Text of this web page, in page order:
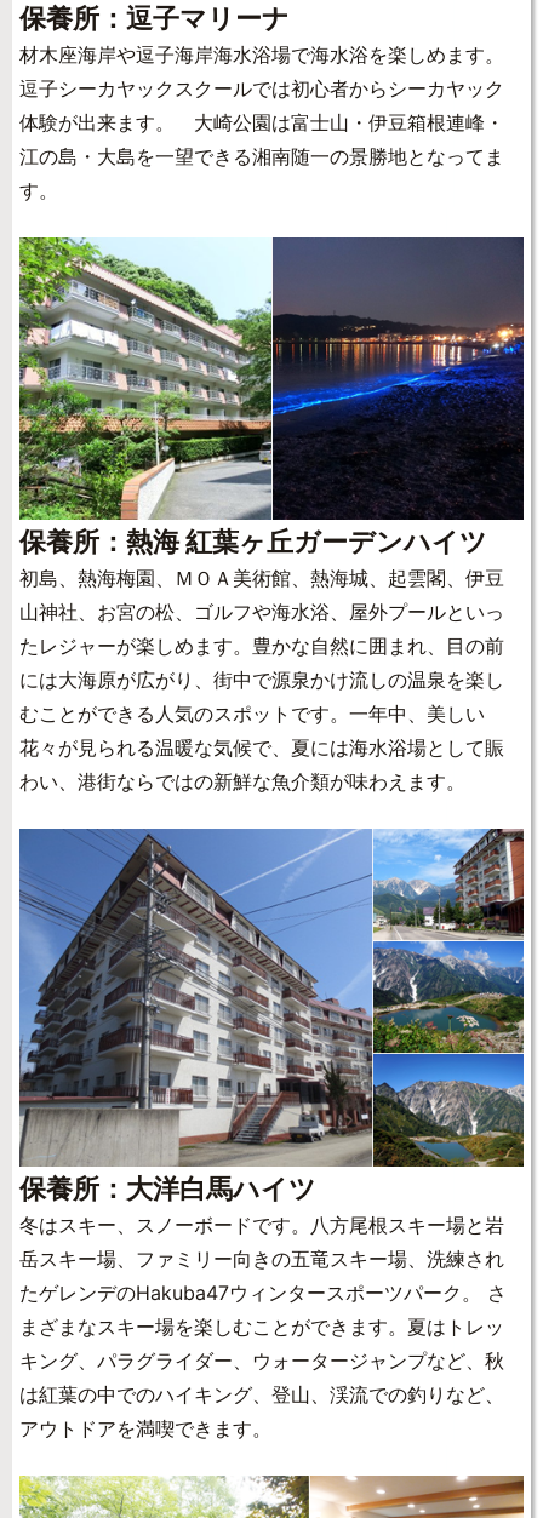
保養所：逗子マリーナ
材木座海岸や逗子海岸海水浴場で海水浴を楽しめます。
逗子シーカヤックスクールでは初心者からシーカヤック
体験が出来ます。 大崎公園は富士山・伊豆箱根連峰・
江の島・大島を一望できる湘南随一の景勝地となってま
す。
保養所：熱海 紅葉ヶ丘ガーデンハイツ
初島、熱海梅園、ＭＯＡ美術館、熱海城、起雲閣、伊豆
山神社、お宮の松、ゴルフや海水浴、屋外プールといっ
たレジャーが楽しめます。豊かな自然に囲まれ、目の前
には大海原が広がり、街中で源泉かけ流しの温泉を楽し
むことができる人気のスポットです。一年中、美しい
花々が見られる温暖な気候で、夏には海水浴場として賑
わい、港街ならではの新鮮な魚介類が味わえます。
保養所：大洋白馬ハイツ
冬はスキー、スノーボードです。八方尾根スキー場と岩
岳スキー場、ファミリー向きの五竜スキー場、洗練され
たゲレンデのHakuba47ウィンタースポーツパーク。 さ
まざまなスキー場を楽しむことができます。夏はトレッ
キング、パラグライダー、ウォータージャンプなど、秋
は紅葉の中でのハイキング、登山、渓流での釣りなど、
アウトドアを満喫できます。